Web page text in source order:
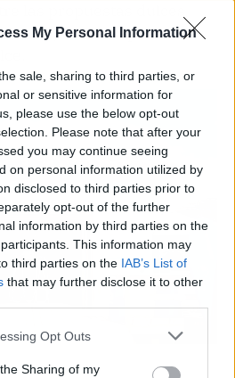
My Personal Information
sale, sharing to third parties, or
or sensitive information for
please use the below opt-out
Please note that after your
you may continue seeing
on personal information utilized by
disclosed to third parties prior to
opt-out of the further
information by third parties on the
This information may
third parties on the IAB’s List of
that may further disclose it to other
Opt Outs
Sharing of my
morir, unmustpara los